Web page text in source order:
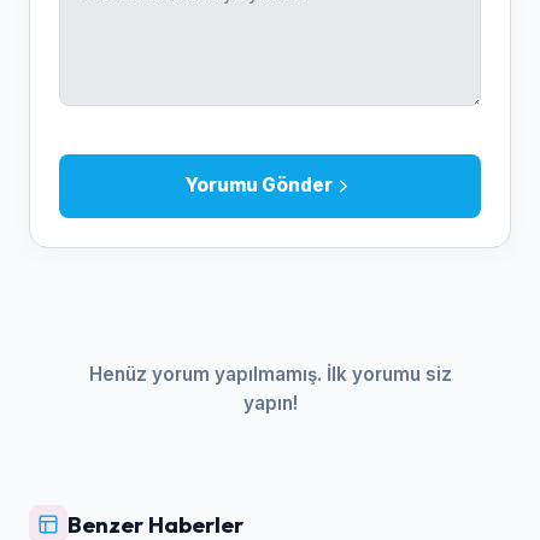
Yorumu Gönder
Henüz yorum yapılmamış. İlk yorumu siz
yapın!
Benzer Haberler